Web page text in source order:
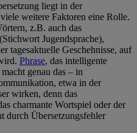
liegt in der
weitere Faktoren eine Rolle.
z.B. auch das
Jugendsprache),
tagesaktuelle Geschehnisse, auf
Phrase, das intelligente
genau das – in
etwa in der
wirken, denn das
charmante Wortspiel oder der
durch Übersetzungsfehler